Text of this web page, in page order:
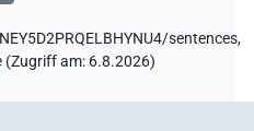
sentences,
(Zugriff am: 6.8.2026)